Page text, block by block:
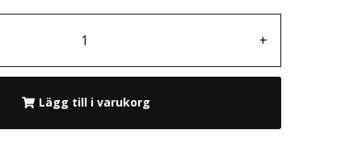
+
Lägg till i varukorg